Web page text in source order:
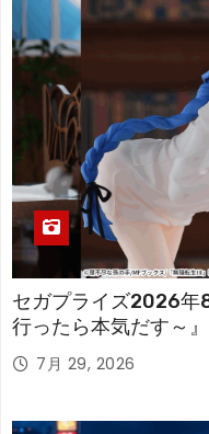
セガプライズ2026年
行ったら本気だす～
アが登場！
7月 29, 2026